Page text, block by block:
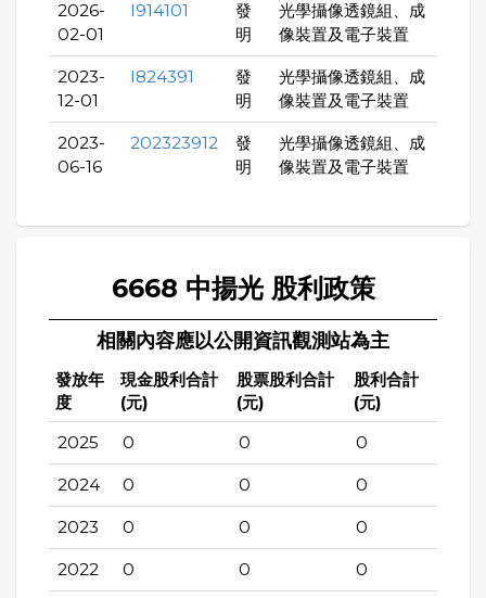
2026-
02-01
I914101
發
明
光學攝像透鏡組、成
像裝置及電子裝置
2023-
12-01
I824391
發
明
光學攝像透鏡組、成
像裝置及電子裝置
2023-
06-16
202323912
發
明
光學攝像透鏡組、成
像裝置及電子裝置
6668 中揚光 股利政策
相關內容應以公開資訊觀測站為主
發放年
度
現金股利合計
(元)
股票股利合計
(元)
股利合計
(元)
2025 0 0 0
2024 0 0 0
2023 0 0 0
2022 0 0 0